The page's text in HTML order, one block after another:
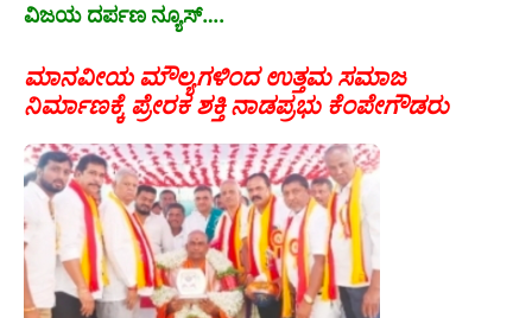
ವಿಜಯ ದರ್ಪಣ ನ್ಯೂಸ್….
ಮಾನವೀಯ ಮೌಲ್ಯಗಳಿಂದ ಉತ್ತಮ ಸಮಾಜ
ನಿರ್ಮಾಣಕ್ಕೆ ಪ್ರೇರಕ ಶಕ್ತಿ ನಾಡಪ್ರಭು ಕೆಂಪೇಗೌಡರು